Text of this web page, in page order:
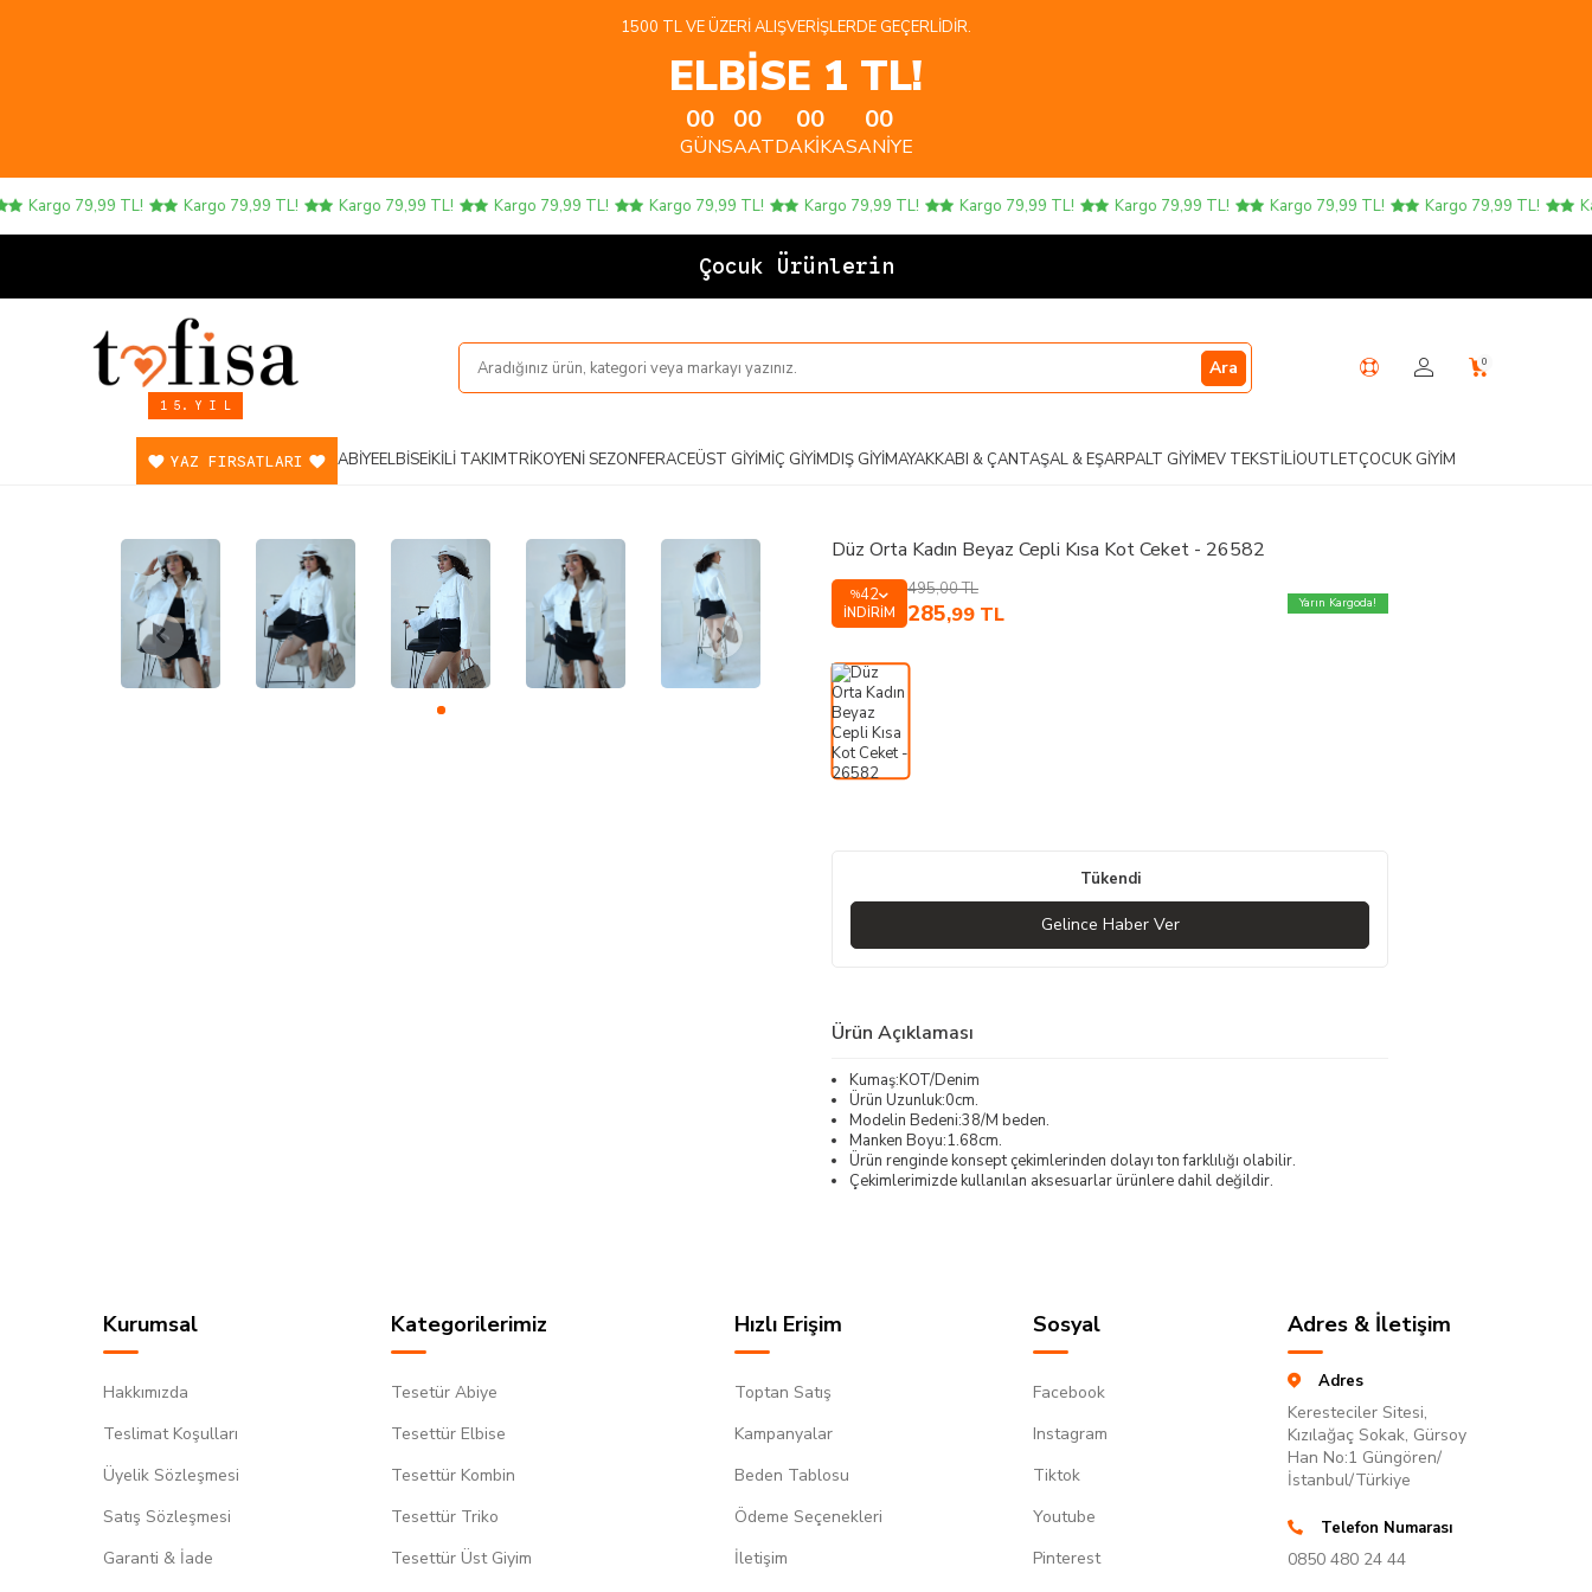
1500 TL VE ÜZERI ALIŞVERIŞLERDE GEÇERLIDIR.
ELBİSE 1 TL!
00
GÜN
00
SAAT
00
DAKIKA
00
SANIYE
Kargo 79,99 TL! Kargo 79,99 TL! Kargo 79,99 TL! Kargo 79,99 TL! Kargo 79,99 TL! Kargo 79,99 TL! Kargo 79,99 TL! Kargo 79,99 TL! Kargo 79,99 TL! Kargo 79,99 TL!
Çocuk Ürünlerinde 4
1 5. Y I L
Ara 0
YAZ FIRSATLARI ABIYEELBISEİKILI TAKIMTRIKOYENI SEZONFERACEÜST GIYIMİÇ GIYIMDIŞ GIYIMAYAKKABI & ÇANTAŞAL & EŞARPALT GIYIMEV TEKSTILIOUTLETÇOCUK GIYIM
Düz Orta Kadın Beyaz Cepli Kısa Kot Ceket - 26582
%42
İNDIRIM
495,00TL
285,99 TL Yarın Kargoda!
Tükendi
Gelince Haber Ver
Ürün Açıklaması
Kumaş:KOT/Denim
Ürün Uzunluk:0cm.
Modelin Bedeni:38/M beden.
Manken Boyu:1.68cm.
Ürün renginde konsept çekimlerinden dolayı ton farklılığı olabilir.
Çekimlerimizde kullanılan aksesuarlar ürünlere dahil değildir.
Kurumsal
Hakkımızda
Teslimat Koşulları
Üyelik Sözleşmesi
Satış Sözleşmesi
Garanti & İade
Kategorilerimiz
Tesetür Abiye
Tesettür Elbise
Tesettür Kombin
Tesettür Triko
Tesettür Üst Giyim
Hızlı Erişim
Toptan Satış
Kampanyalar
Beden Tablosu
Ödeme Seçenekleri
İletişim
Sosyal
Facebook
Instagram
Tiktok
Youtube
Pinterest
Adres & İletişim
Adres
Keresteciler Sitesi,
Kızılağaç Sokak, Gürsoy
Han No:1 Güngören/
İstanbul/Türkiye
Telefon Numarası
0850 480 24 44